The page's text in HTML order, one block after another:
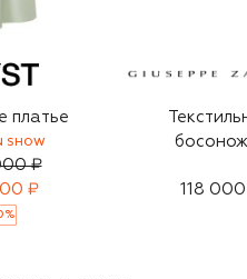
платье
SHOW
₽
₽
%
118